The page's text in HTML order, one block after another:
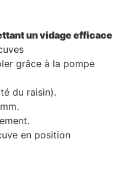
un vidage
grâce à la pompe
du raisin).
en position